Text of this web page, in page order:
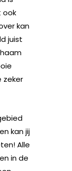
ook
kan
juist
zeker
kan jij
Alle
in de